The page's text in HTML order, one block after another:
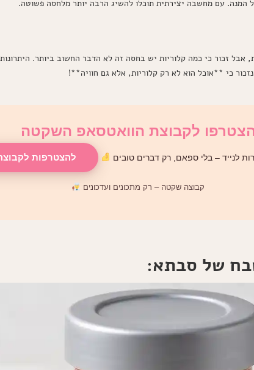
המנה. עם מחשבה יצירתית תוכלו להשיג הרבה יותר מלחסה פשוטה.
זכור כי כמה קלוריות יש בחסה זה לא הדבר החשוב ביותר.
כי **אוכל הוא לא רק קלוריות, אלא גם חוויה**!
לקבוצת הוואטסאפ השקטה
לנייד – בלי ספאם, רק דברים טובים להצטרפות
קבוצה שקטה – רק מתכונים ועדכונים
של סבתא: